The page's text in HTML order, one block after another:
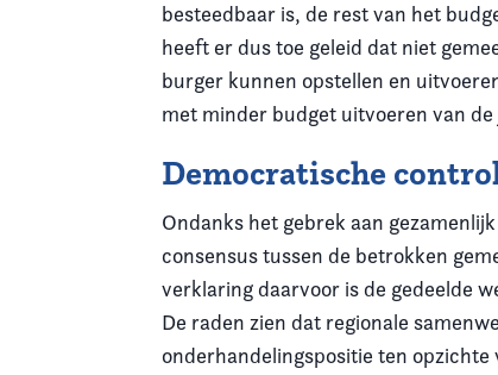
besteedbaar is, de rest van het
heeft er dus toe geleid dat niet
burger kunnen opstellen en
met minder budget uitvoeren van
Democratische
Ondanks het gebrek aan
consensus tussen de betrokken
verklaring daarvoor is de gedeelde
De raden zien dat regionale
onderhandelingspositie ten